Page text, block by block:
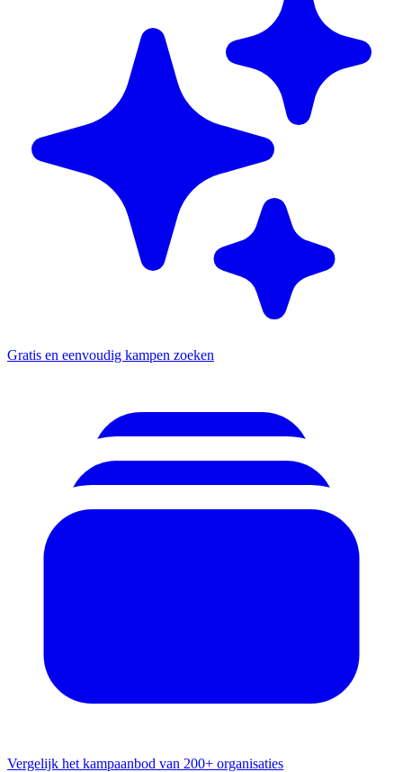
Gratis en eenvoudig kampen zoeken
Vergelijk het kampaanbod van 200+ organisaties